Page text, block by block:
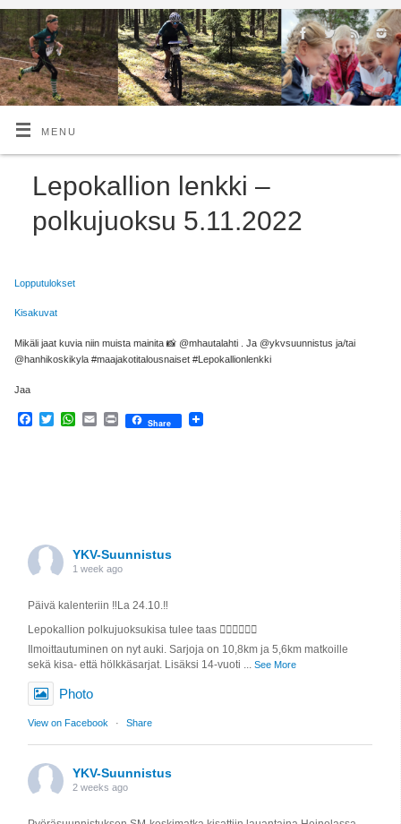
MENU
Lepokallion lenkki –
polkujuoksu 5.11.2022
Lopputulokset
Kisakuvat
Mikäli jaat kuvia niin muista mainita 📸 @mhautalahti . Ja @ykvsuunnistus ja/tai
@hanhikoskikyla #maajakotitalousnaiset #Lepokallionlenkki
Jaa
Facebook
TwitterWhatsApp
EmailPrintShare
YKV-Suunnistus
1 week ago
Päivä kalenteriin ‼️La 24.10.‼️
Lepokallion polkujuoksukisa tulee taas 🏃🏼‍♀️🏃🏼‍♂️
Ilmoittautuminen on nyt auki. Sarjoja on 10,8km ja 5,6km matkoille
sekä kisa- että hölkkäsarjat. Lisäksi 14-vuoti ... See More
Photo
View on Facebook · Share
YKV-Suunnistus
2 weeks ago